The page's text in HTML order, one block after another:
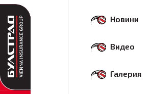
Новини
Видео
Галерия